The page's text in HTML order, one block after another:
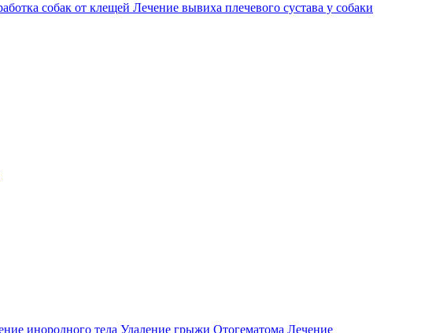
собак от клещей Лечение вывиха плечевого сустава у собаки
инородного тела Удаление грыжи Отогематома Лечение